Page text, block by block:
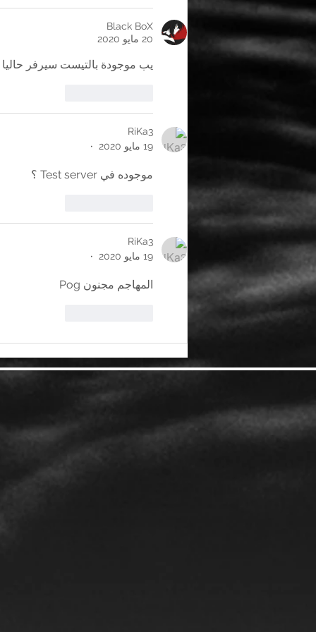
Black BoX
20 مايو 2020
يب موجودة بالتيست سيرفر حاليا
RiKa3
19 مايو 2020
•
موجوده في Test server ؟
RiKa3
19 مايو 2020
•
المهاجم مجنون Pog